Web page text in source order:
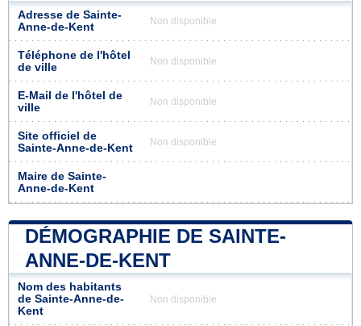
Adresse de Sainte-
Anne-de-Kent
Non disponible
Téléphone de l'hôtel
de ville
Non disponible
E-Mail de l'hôtel de
ville
Non disponible
Site officiel de
Sainte-Anne-de-Kent
Non disponible
Maire de Sainte-
Anne-de-Kent
DÉMOGRAPHIE DE SAINTE-
ANNE-DE-KENT
Nom des habitants
de Sainte-Anne-de-
Kent
Non disponible